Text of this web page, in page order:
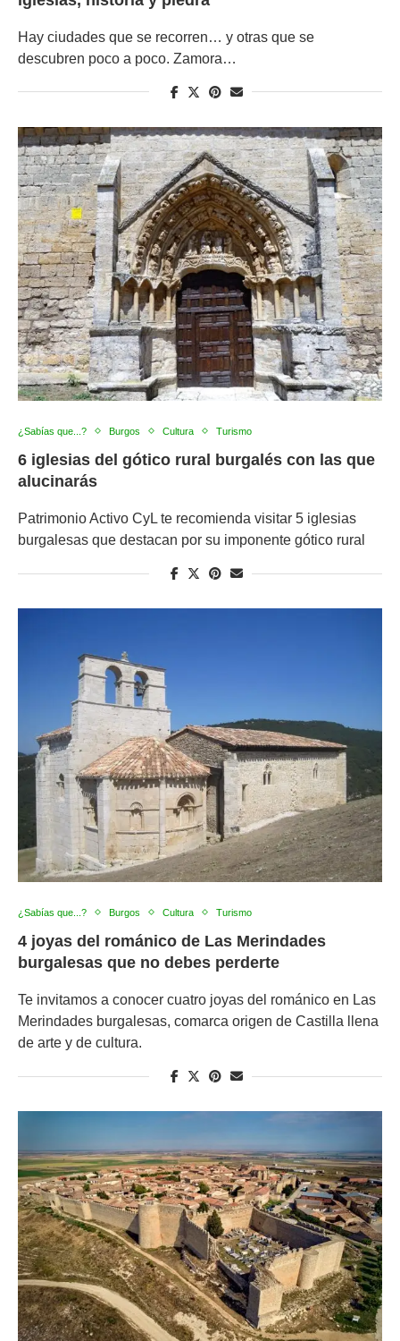
Hay ciudades que se recorren… y otras que se
descubren poco a poco. Zamora…
¿Sabías que...? Burgos Cultura Turismo
6 iglesias del gótico rural burgalés con las que
alucinarás
Patrimonio Activo CyL te recomienda visitar 5 iglesias
burgalesas que destacan por su imponente gótico rural
¿Sabías que...? Burgos Cultura Turismo
4 joyas del románico de Las Merindades
burgalesas que no debes perderte
Te invitamos a conocer cuatro joyas del románico en Las
Merindades burgalesas, comarca origen de Castilla llena
de arte y de cultura.